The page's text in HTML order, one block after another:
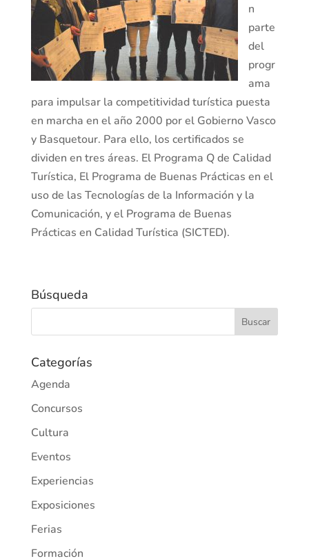
n
parte
del
progr
ama
para impulsar la competitividad turística puesta
en marcha en el año 2000 por el Gobierno Vasco
y Basquetour. Para ello, los certificados se
dividen en tres áreas. El Programa Q de Calidad
Turística, El Programa de Buenas Prácticas en el
uso de las Tecnologías de la Información y la
Comunicación, y el Programa de Buenas
Prácticas en Calidad Turística (SICTED).
Búsqueda
Categorías
Agenda
Concursos
Cultura
Eventos
Experiencias
Exposiciones
Ferias
Formación